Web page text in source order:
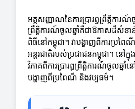
អត្តសញ្ញាណនៃការប្រារព្ធព្រឹត្តិការណ៍
ព្រឹត្តិការណ៍ចូលឆ្នាំគឺជាឱកាសដ៏សំខាន់
ពិធីនៅកម្ពុជា។ វាបង្ហាញពីការប្រព
អន្តរជាតិរបស់ប្រជាជនកម្ពុជា។ នៅក្
វិភាគពីការប្រារព្ធព្រឹត្តិការណ៍ចូលឆ្នាំ
បង្ហាញពីប្រពៃណី និងវប្បធម៌។